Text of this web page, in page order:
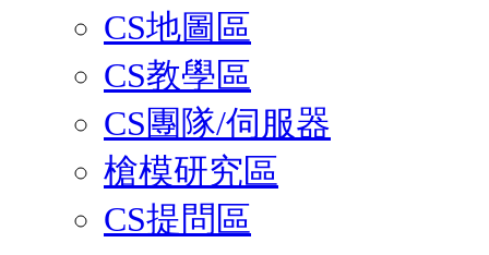
CS地圖區
CS教學區
CS團隊/伺服器
槍模研究區
CS提問區